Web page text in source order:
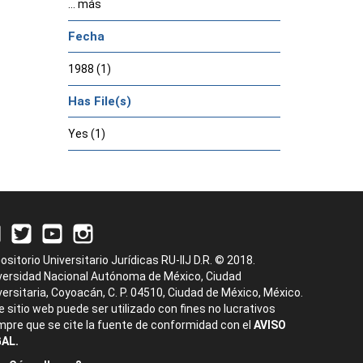
... más
Fecha
1988 (1)
Has File(s)
Yes (1)
Universitario Jurídicas RU-IIJ D.R. © 2018.
Nacional Autónoma de México, Ciudad
Coyoacán, C. P. 04510, Ciudad de México, México.
sitio web puede ser utilizado con fines no lucrativos
que se cite la fuente de conformidad con el AVISO